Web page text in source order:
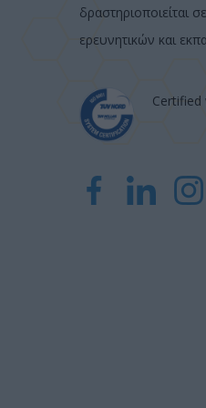
δραστηριοποιείται
ερευνητικών και
Certified